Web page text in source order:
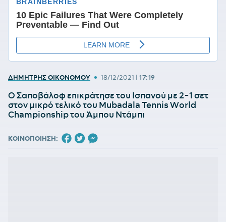
ΔΗΜΗΤΡΗΣ ΟΙΚΟΝΟΜΟΥ • 18/12/2021 | 17:19
Ο Σαποβάλοφ επικράτησε του Ισπανού με 2-1 σετ
στον μικρό τελικό του Mubadala Tennis World
Championship του Άμπου Ντάμπι
ΚΟΙΝΟΠΟΙΗΣΗ: